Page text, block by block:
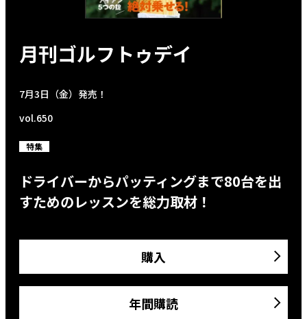
月刊ゴルフトゥデイ
7月3日（金）発売！
vol.650
特集
ドライバーからパッティングまで80台を出
すためのレッスンを総力取材！
購入
年間購読